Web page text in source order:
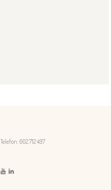
Telefon: 602 712 497